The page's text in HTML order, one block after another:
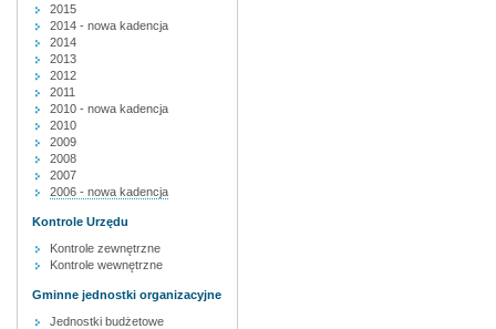
2015
2014 - nowa kadencja
2014
2013
2012
2011
2010 - nowa kadencja
2010
2009
2008
2007
2006 - nowa kadencja
Kontrole Urzędu
Kontrole zewnętrzne
Kontrole wewnętrzne
Gminne jednostki organizacyjne
Jednostki budżetowe